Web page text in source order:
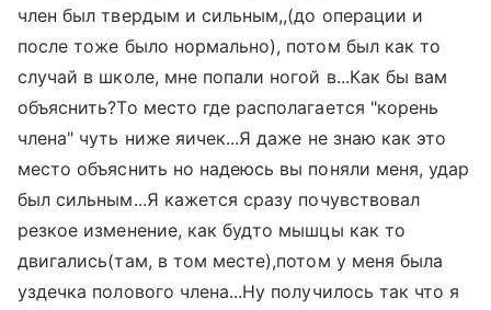
член был твердым и сильным,,(до операции и
после тоже было нормально), потом был как то
случай в школе, мне попали ногой в...Как бы вам
объяснить?То место где располагается "корень
члена" чуть ниже яичек...Я даже не знаю как это
место объяснить но надеюсь вы поняли меня, удар
был сильным...Я кажется сразу почувствовал
резкое изменение, как будто мышцы как то
двигались(там, в том месте),потом у меня была
уздечка полового члена...Ну получилось так что я